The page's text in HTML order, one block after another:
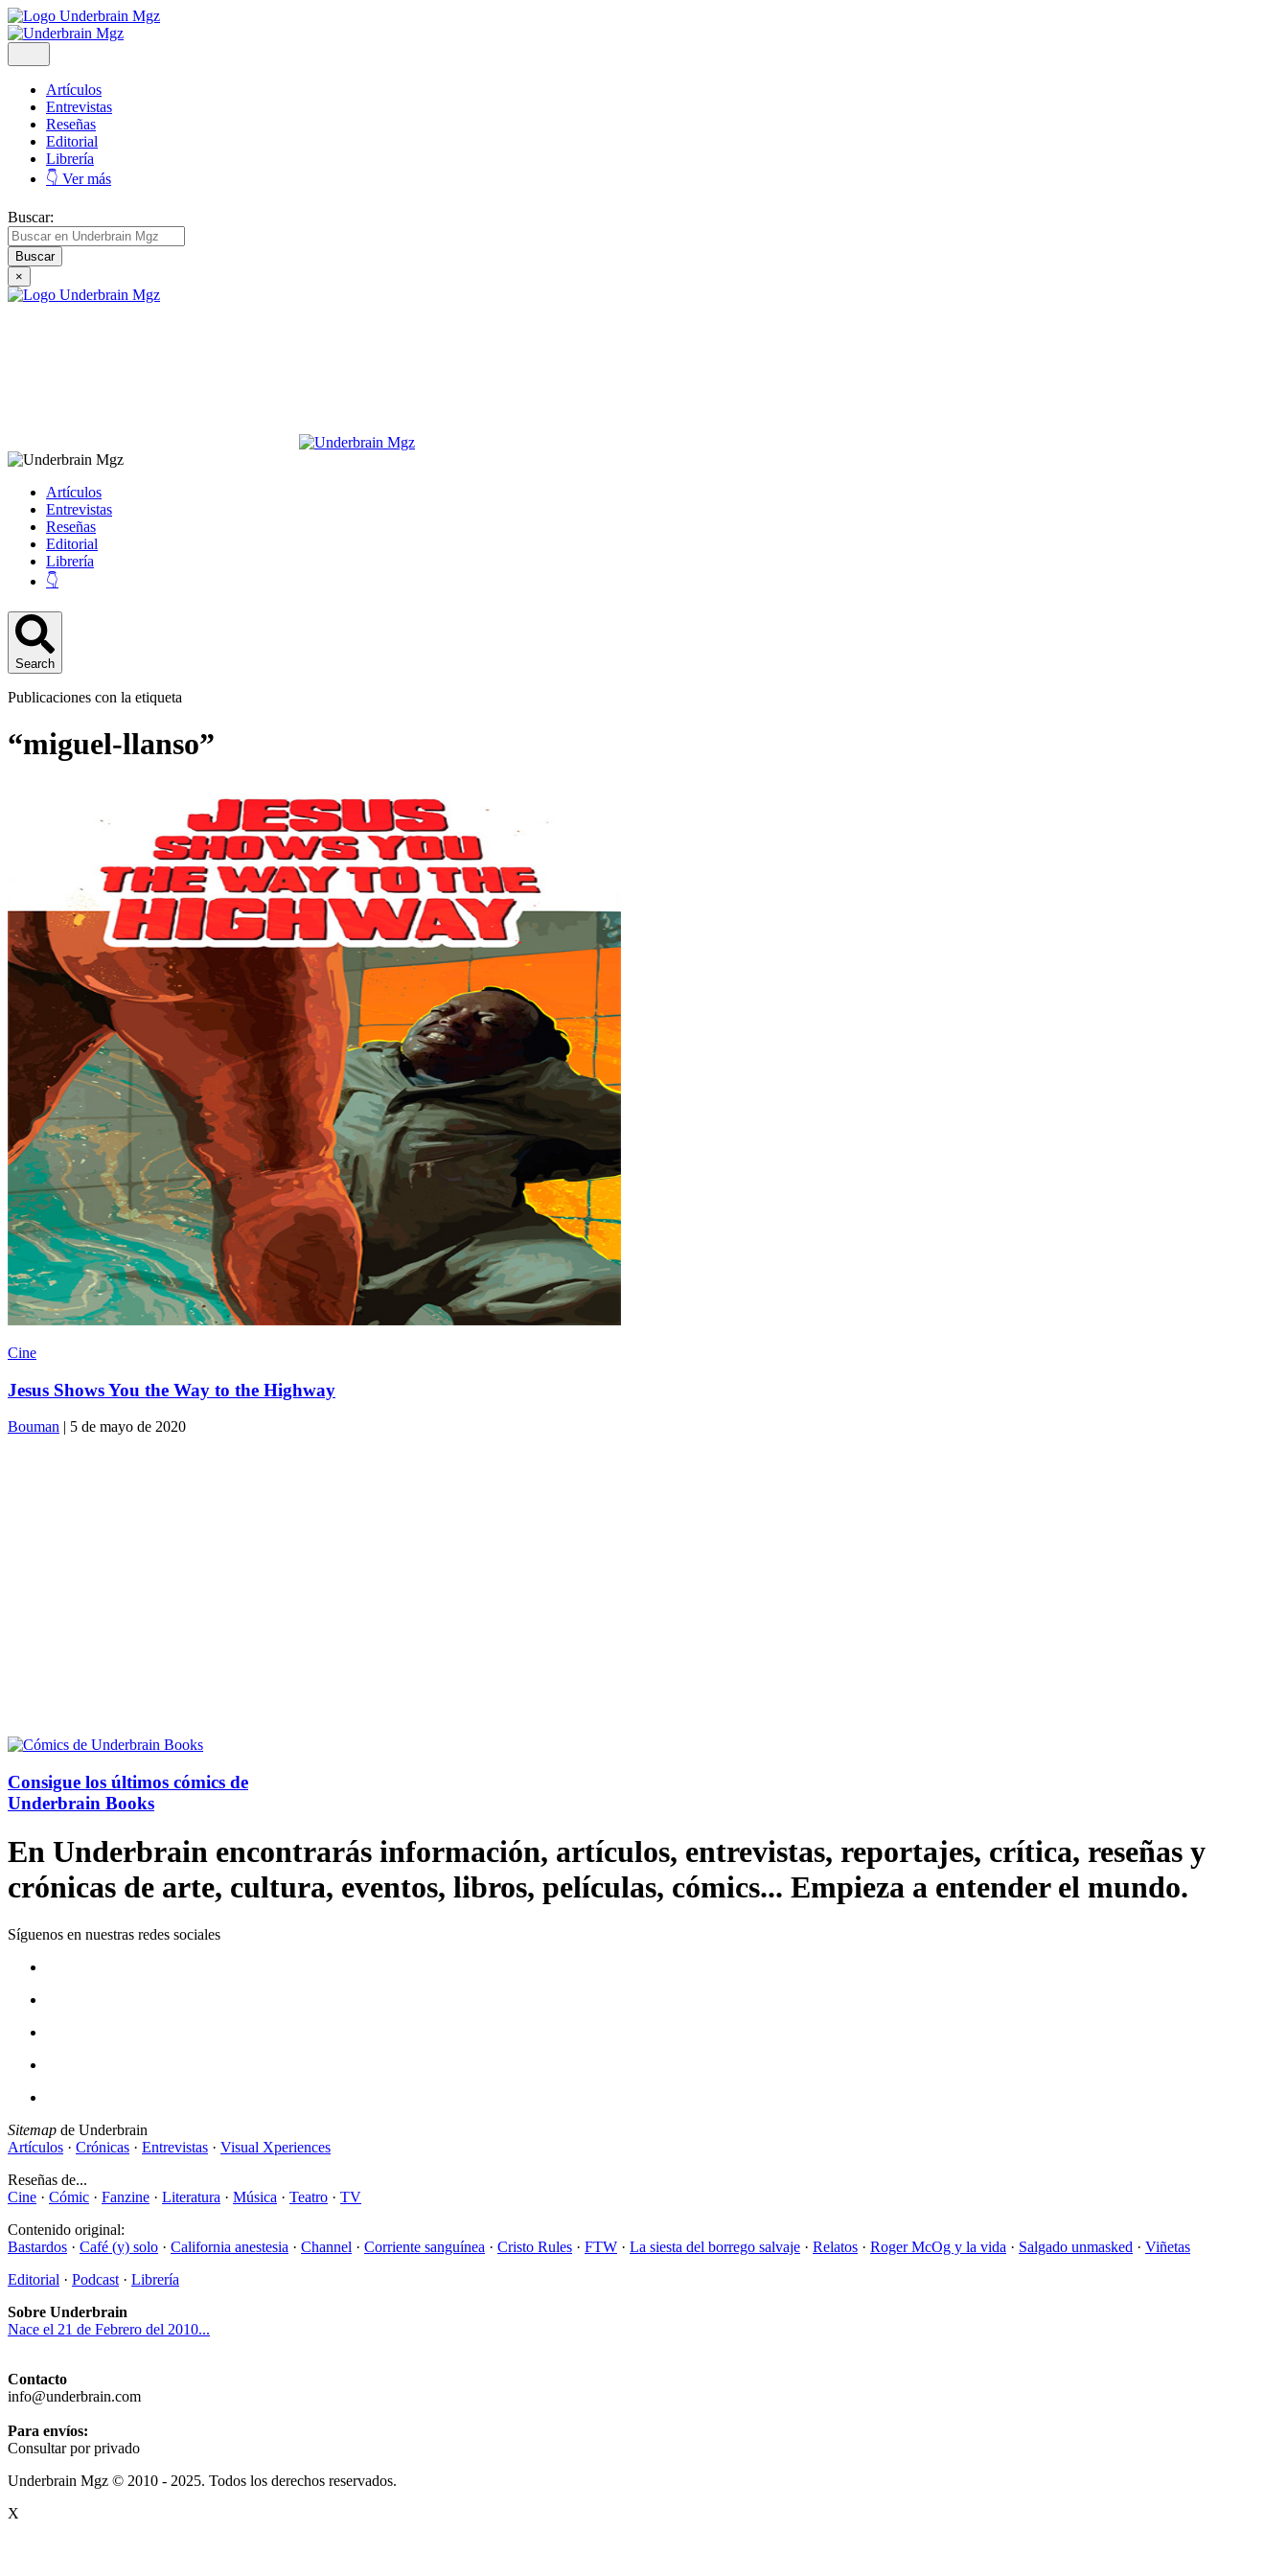
Artículos
Entrevistas
Reseñas
Editorial
Librería
👇 Ver más
Buscar:
×
Artículos
Entrevistas
Reseñas
Editorial
Librería
👇
Search
Publicaciones con la etiqueta
“miguel-llanso”
Cine
Jesus Shows You the Way to the Highway
Bouman | 5 de mayo de 2020
Consigue los últimos cómics de
Underbrain Books
En Underbrain encontrarás información, artículos, entrevistas, reportajes, crítica, reseñas y
crónicas de arte, cultura, eventos, libros, películas, cómics... Empieza a entender el mundo.
Síguenos en nuestras redes sociales
Sitemap de Underbrain
Artículos · Crónicas · Entrevistas · Visual Xperiences
Reseñas de...
Cine · Cómic · Fanzine · Literatura · Música · Teatro · TV
Contenido original:
Bastardos · Café (y) solo · California anestesia · Channel · Corriente sanguínea · Cristo Rules · FTW · La siesta del borrego salvaje · Relatos · Roger McOg y la vida · Salgado unmasked · Viñetas
Editorial · Podcast · Librería
Sobre Underbrain
Nace el 21 de Febrero del 2010...
Contacto
info@underbrain.com
Para envíos:
Consultar por privado
Underbrain Mgz © 2010 - 2025. Todos los derechos reservados.
X